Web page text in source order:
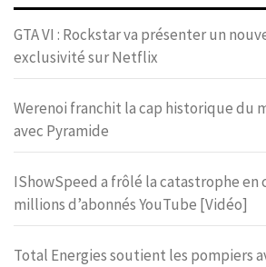
GTA VI : Rockstar va présenter un
exclusivité sur Netflix
Werenoi franchit la cap historique du
avec Pyramide
IShowSpeed a frôlé la catastrophe en
millions d’abonnés YouTube [Vidéo]
Total Energies soutient les pompiers